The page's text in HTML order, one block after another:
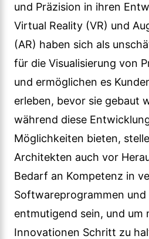
und Präzision in ihren
Virtual Reality (VR) und
(AR) haben sich als
für die Visualisierung von
und ermöglichen es
erleben, bevor sie gebaut
während diese
Möglichkeiten bieten,
Architekten auch vor
Bedarf an Kompetenz in
Softwareprogrammen
entmutigend sein, und um
Innovationen Schritt zu